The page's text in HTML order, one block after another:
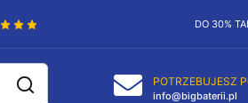
DO 30%
POTRZEBUJESZ
info@bigbaterii.pl